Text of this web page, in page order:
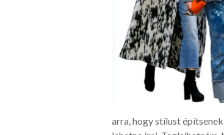
arra, hogy stílust